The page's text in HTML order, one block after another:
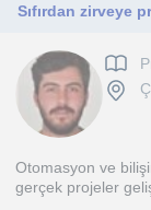
Sıfırdan zirveye
Otomasyon ve
gerçek projeler